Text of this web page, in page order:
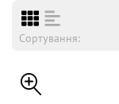
Сортування: